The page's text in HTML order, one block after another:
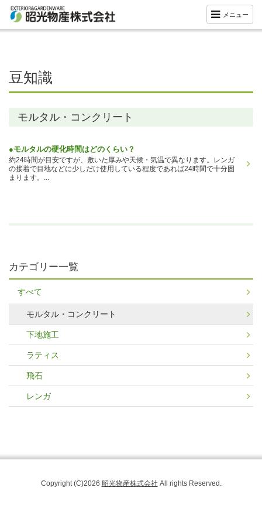
メニュー
豆知識
モルタル・コンクリート
●モルタルの硬化時間はどのくらい？
約24時間が目安ですが、敷いた厚みや天候・気温で異なります。レンガ
の接着で目地などに少しだけ使用している程度であれば24時間で十分固
まります。...
カテゴリー一覧
すべて
モルタル・コンクリート
下地施工
ラティス
飛石
レンガ
Copyright (C)2026 昭光物産株式会社 All rights Reserved.